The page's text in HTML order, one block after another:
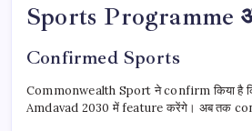
Sports Programme
Confirmed Sports
Commonwealth Sport ने confirm किया है
Amdavad 2030 में feature करेंगे। अब तक